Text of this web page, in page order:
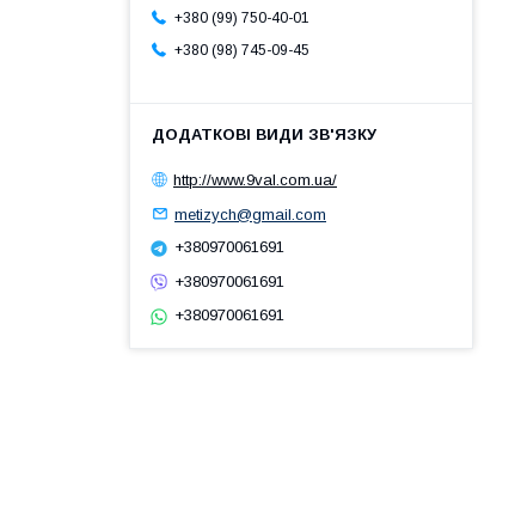
+380 (99) 750-40-01
+380 (98) 745-09-45
http://www.9val.com.ua/
metizych@gmail.com
+380970061691
+380970061691
+380970061691